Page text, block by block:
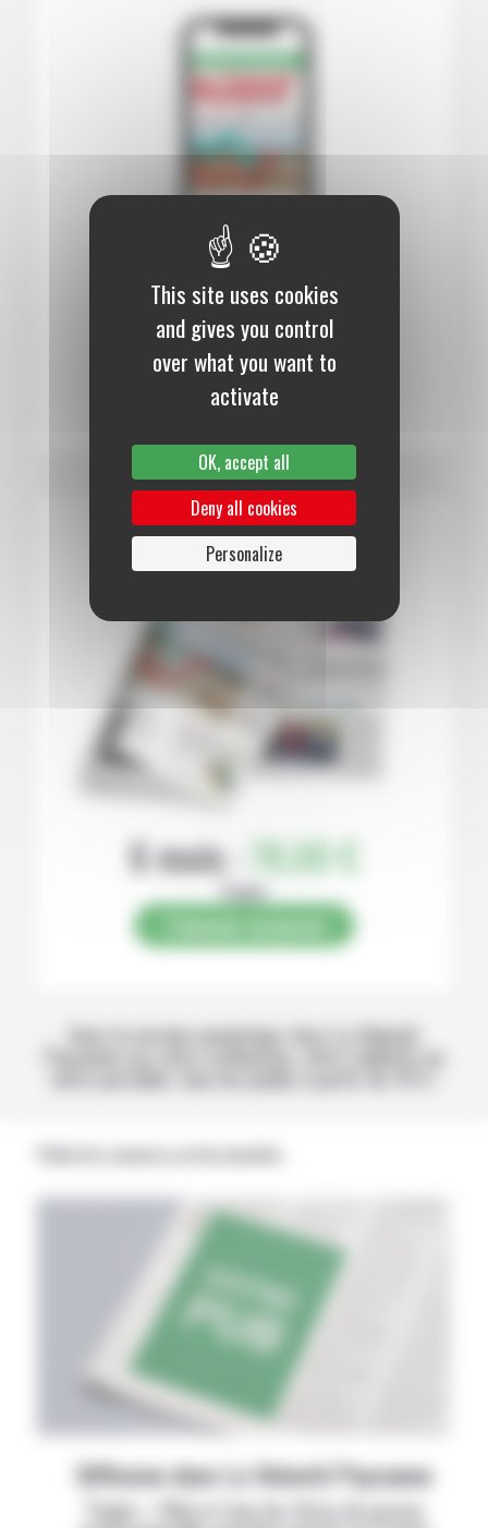
12 mois :99,00 €
Numérique
S’abonner au journal
6 mois : 78,00 €
Papier
Avec la version numérique, lisez La Volonté
Paysanne sur votre ordinateur, votre tablette ou
Diffusion dans La Volonté Paysanne
Papier + Web et tous les titres de presse
This site uses cookies
and gives you control
over what you want to
activate
OK, accept all
Deny all cookies
Personalize